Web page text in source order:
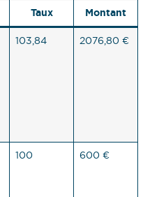
Taux Montant
103,84 2076,80 €
100 600 €